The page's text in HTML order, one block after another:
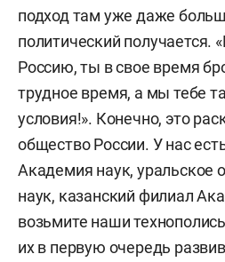
подход там уже даже
политический получается.
Россию, ты в свое время
трудное время, а мы тебе
условия!». Конечно, это
общество России. У нас
Академия наук, уральское
наук, казанский филиал
возьмите наши
их в первую очередь